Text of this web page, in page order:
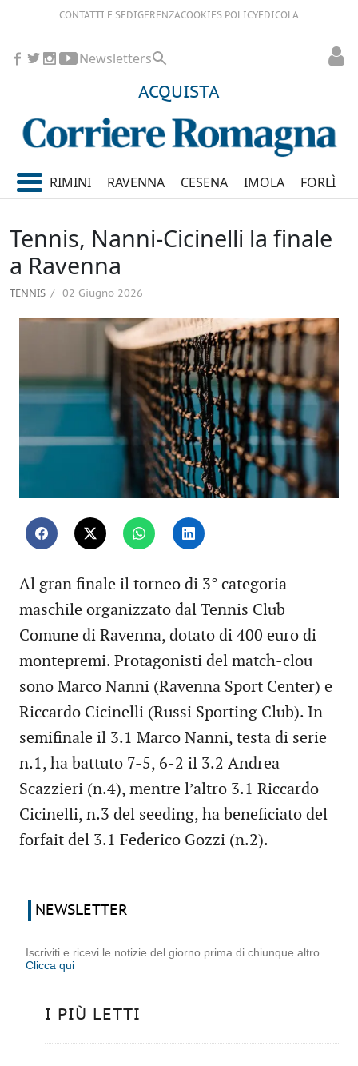
CONTATTI E SEDIGERENZACOOKIES POLICYEDICOLA
ACQUISTA
Newsletters
RIMINI RAVENNA CESENA IMOLA FORLÌ
Tennis, Nanni-Cicinelli la finale
a Ravenna
TENNIS 02 Giugno 2026
Al gran finale il torneo di 3° categoria
maschile organizzato dal Tennis Club
Comune di Ravenna, dotato di 400 euro di
montepremi. Protagonisti del match-clou
sono Marco Nanni (Ravenna Sport Center) e
Riccardo Cicinelli (Russi Sporting Club). In
semifinale il 3.1 Marco Nanni, testa di serie
n.1, ha battuto 7-5, 6-2 il 3.2 Andrea
Scazzieri (n.4), mentre l’altro 3.1 Riccardo
Cicinelli, n.3 del seeding, ha beneficiato del
forfait del 3.1 Federico Gozzi (n.2).
NEWSLETTER
Iscriviti e ricevi le notizie del giorno prima di chiunque altro
Clicca qui
I PIÙ LETTI